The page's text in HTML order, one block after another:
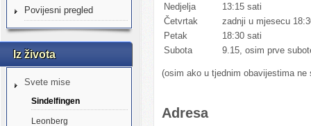
Povijesni pregled
Iz života
Svete mise
Sindelfingen
Leonberg
Nedjelja
13:15 sati
Četvrtak
zadnji u mjesecu
Petak
18:30 sati
Subota
9.15, osim prve
(osim ako u tjednim obavijestima ne
Adresa